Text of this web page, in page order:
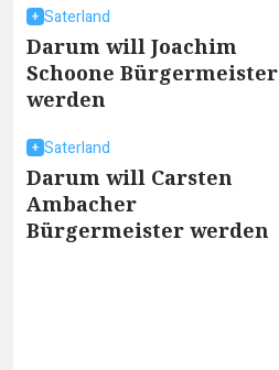
Saterland
Darum will Joachim
Schoone Bürgermeister
werden
Saterland
Darum will Carsten
Ambacher
Bürgermeister werden